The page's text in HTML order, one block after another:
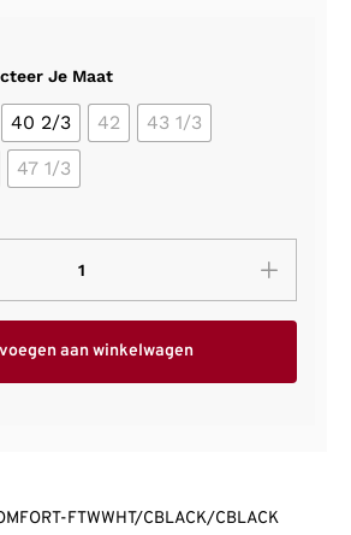
Je Maat
40 2/3 42
43 1/3
47 1/3
aan winkelwagen
FTWWHT/CBLACK/CBLACK